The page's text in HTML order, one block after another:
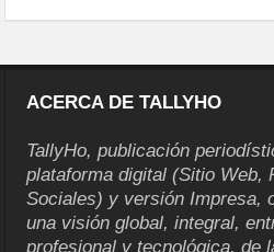
ACERCA DE TALLYHO
TallyHo, publicación
plataforma digital (Sitio Web,
Sociales) y versión Impresa,
una visión global, integral,
profesional y tecnológica, de